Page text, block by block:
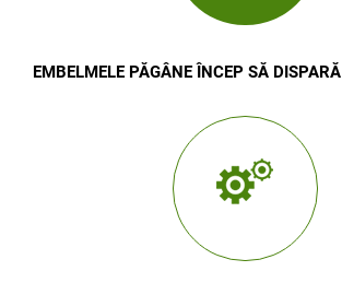
EMBELMELE PĂGÂNE ÎNCEP SĂ DISPARĂ